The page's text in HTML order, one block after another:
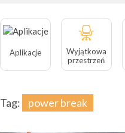
Aplikacje
Wyjątkowa
przestrzeń
Tag: power break